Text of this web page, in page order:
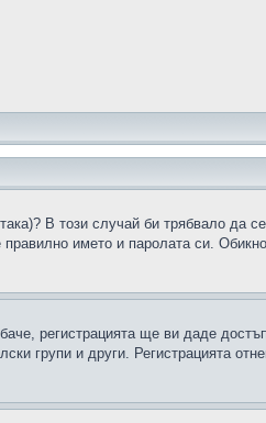
В този случай би трябвало да
името и паролата си.
регистрацията ще ви даде
групи и други. Регистрацията